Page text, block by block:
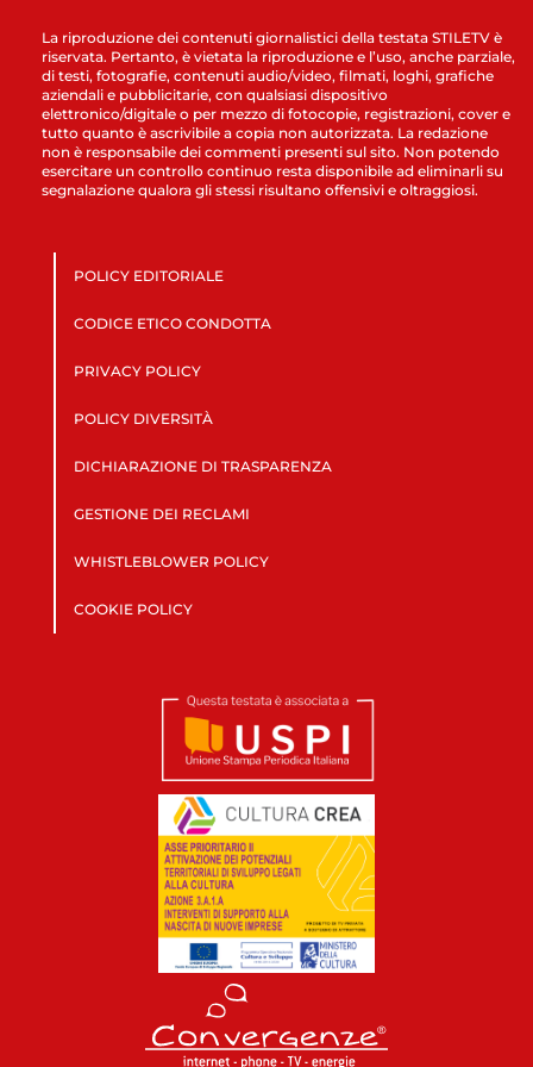
La riproduzione dei contenuti giornalistici della testata STILETV è
riservata. Pertanto, è vietata la riproduzione e l’uso, anche parziale,
di testi, fotografie, contenuti audio/video, filmati, loghi, grafiche
aziendali e pubblicitarie, con qualsiasi dispositivo
elettronico/digitale o per mezzo di fotocopie, registrazioni, cover e
tutto quanto è ascrivibile a copia non autorizzata. La redazione
non è responsabile dei commenti presenti sul sito. Non potendo
esercitare un controllo continuo resta disponibile ad eliminarli su
segnalazione qualora gli stessi risultano offensivi e oltraggiosi.
POLICY EDITORIALE
CODICE ETICO CONDOTTA
PRIVACY POLICY
POLICY DIVERSITÀ
DICHIARAZIONE DI TRASPARENZA
GESTIONE DEI RECLAMI
WHISTLEBLOWER POLICY
COOKIE POLICY